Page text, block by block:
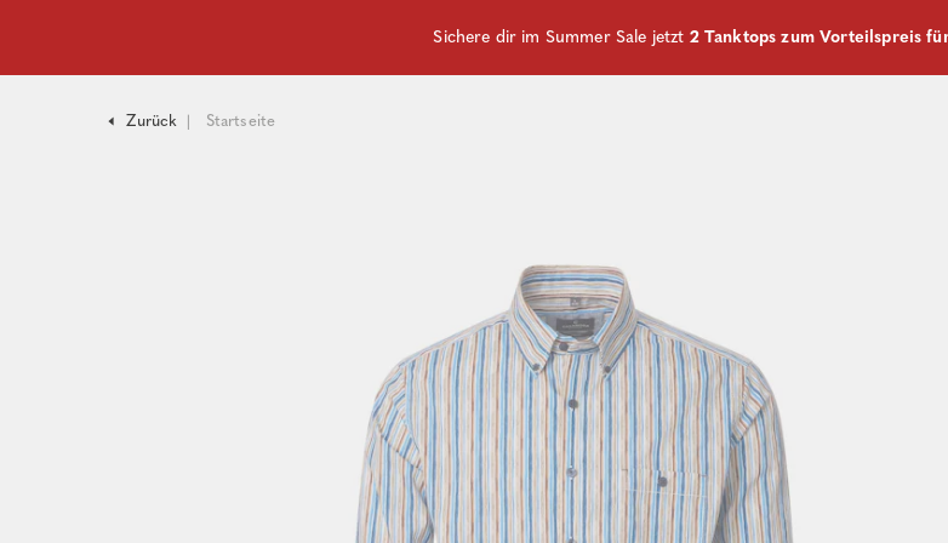
Sichere dir im Summer Sale jetzt 2 Tanktops zum Vorteilspreis
Zurück Startseite